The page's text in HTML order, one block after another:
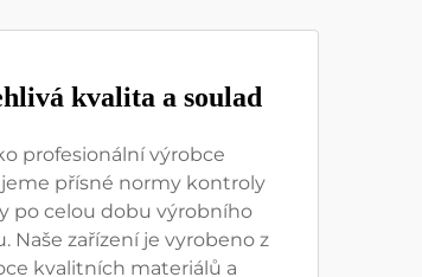
kvalita a soulad
profesionální výrobce
přísné normy kontroly
po celou dobu výrobního
Naše zařízení je vyrobeno z
kvalitních materiálů a